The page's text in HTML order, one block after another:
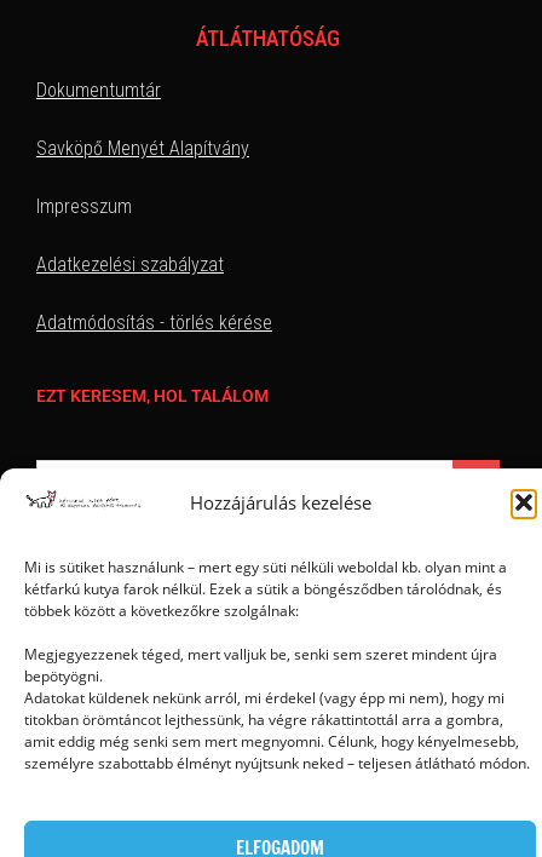
Hozzájárulás kezelése
Mi is sütiket használunk – mert egy süti nélküli weboldal kb. olyan mint a
kétfarkú kutya farok nélkül. Ezek a sütik a böngésződben tárolódnak, és
többek között a következőkre szolgálnak:
Megjegyezzenek téged, mert valljuk be, senki sem szeret mindent újra
bepötyögni.
Adatokat küldenek nekünk arról, mi érdekel (vagy épp mi nem), hogy mi
titokban örömtáncot lejthessünk, ha végre rákattintottál arra a gombra,
amit eddig még senki sem mert megnyomni. Célunk, hogy kényelmesebb,
személyre szabottabb élményt nyújtsunk neked – teljesen átlátható módon.
ELFOGADOM
ÁTLÁTHATÓSÁG
Dokumentumtár
Savköpő Menyét Alapítvány
Impresszum
Adatkezelési szabályzat
Adatmódosítás - törlés kérése
EZT KERESEM, HOL TALÁLOM
Ⓒ 2006 - 2026 - Magyar Kétfarkú Kutya Párt - Minden jog fenntartva